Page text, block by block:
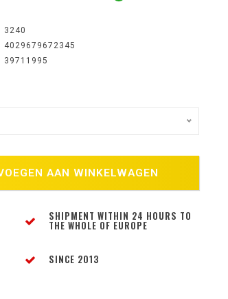
3240
4029679672345
39711995
AAN WINKELWAGEN
SHIPMENT WITHIN 24 HOURS TO
THE WHOLE OF EUROPE
SINCE 2013